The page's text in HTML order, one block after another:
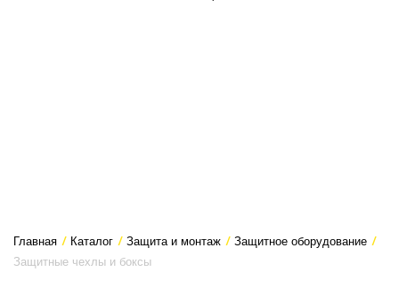
Главная / Каталог / Защита и монтаж / Защитное оборудование /
Защитные чехлы и боксы